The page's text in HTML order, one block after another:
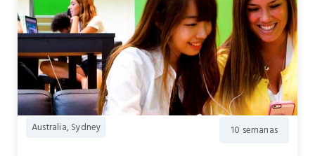
Australia, Sydney 10 semanas